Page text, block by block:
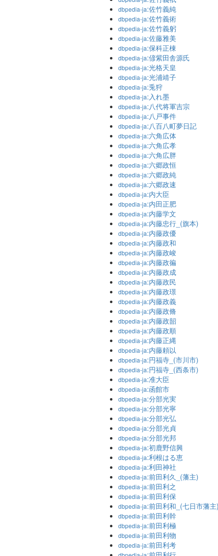
dbpedia-ja:佐竹義純
dbpedia-ja:佐竹義術
dbpedia-ja:佐竹義躬
dbpedia-ja:佐藤雅美
dbpedia-ja:保科正棟
dbpedia-ja:偐紫田舎源氏
dbpedia-ja:光格天皇
dbpedia-ja:光浦靖子
dbpedia-ja:兎狩
dbpedia-ja:入れ墨
dbpedia-ja:八代将軍吉宗
dbpedia-ja:八戸事件
dbpedia-ja:八百八町夢日記
dbpedia-ja:六角広体
dbpedia-ja:六角広孝
dbpedia-ja:六角広胖
dbpedia-ja:六郷政恒
dbpedia-ja:六郷政純
dbpedia-ja:六郷政速
dbpedia-ja:内大臣
dbpedia-ja:内田正肥
dbpedia-ja:内藤学文
dbpedia-ja:内藤忠行_(旗本)
dbpedia-ja:内藤政優
dbpedia-ja:内藤政和
dbpedia-ja:内藤政峻
dbpedia-ja:内藤政徧
dbpedia-ja:内藤政成
dbpedia-ja:内藤政民
dbpedia-ja:内藤政璟
dbpedia-ja:内藤政義
dbpedia-ja:内藤政脩
dbpedia-ja:内藤政韶
dbpedia-ja:内藤政順
dbpedia-ja:内藤正縄
dbpedia-ja:内藤頼以
dbpedia-ja:円福寺_(市川市)
dbpedia-ja:円福寺_(西条市)
dbpedia-ja:准大臣
dbpedia-ja:函館市
dbpedia-ja:分部光実
dbpedia-ja:分部光寧
dbpedia-ja:分部光弘
dbpedia-ja:分部光貞
dbpedia-ja:分部光邦
dbpedia-ja:初鹿野信興
dbpedia-ja:利根はる恵
dbpedia-ja:利田神社
dbpedia-ja:前田利久_(藩主)
dbpedia-ja:前田利之
dbpedia-ja:前田利保
dbpedia-ja:前田利和_(七日市藩
dbpedia-ja:前田利幹
dbpedia-ja:前田利極
dbpedia-ja:前田利物
dbpedia-ja:前田利考